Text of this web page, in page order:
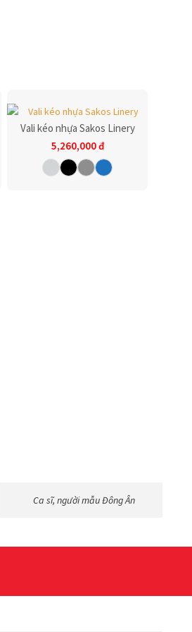
Vali kéo nhựa Sakos Linery
5,260,000đ
Ca sĩ, người mẫu Đông Ân